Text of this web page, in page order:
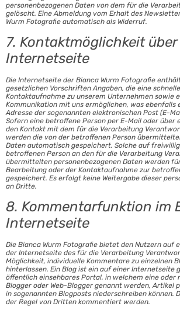
personenbezogenen Daten von dem für die
gelöscht. Eine Abmeldung vom Erhalt des
Wurm Fotografie automatisch als Widerruf.
7. Kontaktmöglichkeit über
Internetseite
Die Internetseite der Bianca Wurm Fotografie
gesetzlichen Vorschriften Angaben, die eine
Kontaktaufnahme zu unserem Unternehmen sowie
Kommunikation mit uns ermöglichen, was ebenfalls
Adresse der sogenannten elektronischen Post (E-
Sofern eine betroffene Person per E-Mail oder über
den Kontakt mit dem für die Verarbeitung
werden die von der betroffenen Person
Daten automatisch gespeichert. Solche auf
betroffenen Person an den für die Verarbeitung
übermittelten personenbezogenen Daten werden
Bearbeitung oder der Kontaktaufnahme zur
gespeichert. Es erfolgt keine Weitergabe dieser
an Dritte.
8. Kommentarfunktion im
Internetseite
Die Bianca Wurm Fotografie bietet den Nutzern auf
der Internetseite des für die Verarbeitung
Möglichkeit, individuelle Kommentare zu einzelnen
hinterlassen. Ein Blog ist ein auf einer Internetseite
öffentlich einsehbares Portal, in welchem eine oder
Blogger oder Web-Blogger genannt werden, Artikel
in sogenannten Blogposts niederschreiben können.
der Regel von Dritten kommentiert werden.